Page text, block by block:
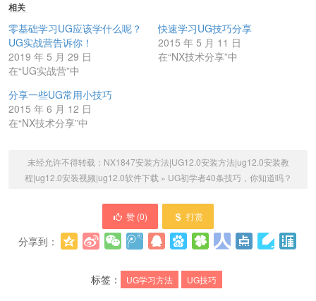
相关
零基础学习UG应该学什么呢？
UG实战营告诉你！
2019 年 5 月 29 日
在“UG实战营”中
快速学习UG技巧分享
2015 年 5 月 11 日
在“NX技术分享”中
分享一些UG常用小技巧
2015 年 6 月 12 日
在“NX技术分享”中
未经允许不得转载： NX1847安装方法|UG12.0安装方法|ug12.0安装教
程|ug12.0安装视频|ug12.0软件下载 » UG初学者40条技巧，你知道吗？
赞 (0) 打赏
分享到：
标签：
UG学习方法 UG技巧